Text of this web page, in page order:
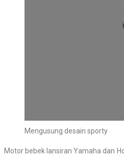
Mengusung desain sporty
Motor bebek lansiran Yamaha dan